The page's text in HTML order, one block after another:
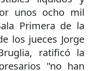
unos ocho mil
Primera de la
los jueces Jorge
ratificó la
"no han